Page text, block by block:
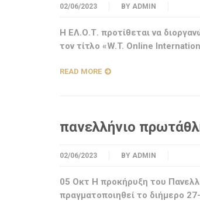
02/06/2023 BY ADMIN
Η ΕΛ.Ο.Τ. προτίθεται να
τον τίτλο «W.T. Online
READ MORE
πανελλήνιο
02/06/2023 BY ADMIN
05 Οκτ Η προκήρυξη του
πραγματοποιηθεί το διήμερο